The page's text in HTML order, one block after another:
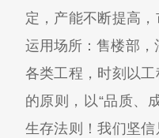
定，产能不断提高
运用场所：售楼部
各类工程，时刻以
的原则，以“品质、
生存法则！我们坚